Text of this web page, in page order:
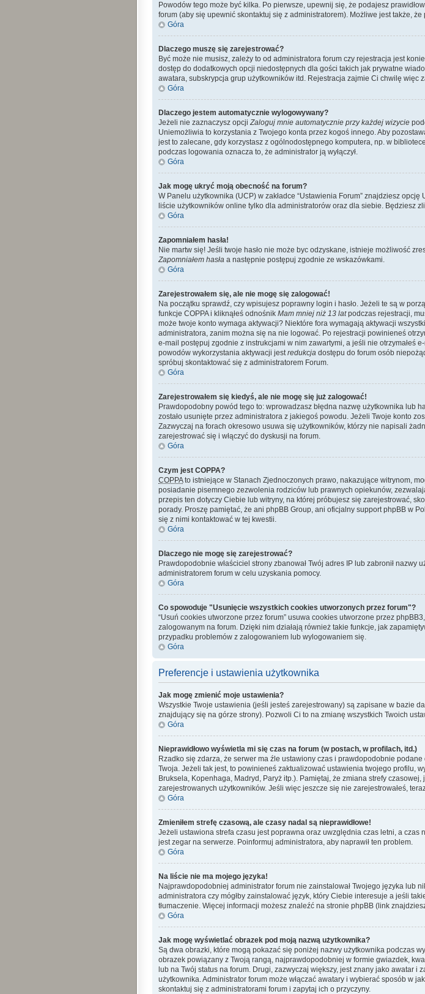
Powodów tego może być kilka. Po pierwsze, upewnij się, że podajesz
forum (aby się upewnić skontaktuj się z administratorem). Możliwe jest także,
Góra
Dlaczego muszę się zarejestrować?
Być może nie musisz, zależy to od administratora forum czy rejestracja jest
dostęp do dodatkowych opcji niedostępnych dla gości takich jak prywatne
awatara, subskrypcja grup użytkowników itd. Rejestracja zajmie Ci chwilę więc
Góra
Dlaczego jestem automatycznie wylogowywany?
Jeżeli nie zaznaczysz opcjiZaloguj mnie automatycznie przy każdej wizycie
Uniemożliwia to korzystania z Twojego konta przez kogoś innego. Aby
jest to zalecane, gdy korzystasz z ogólnodostępnego komputera, np. w
podczas logowania oznacza to, że administrator ją wyłączył.
Góra
Jak mogę ukryć moją obecność na forum?
W Panelu użytkownika (UCP) w zakładce “Ustawienia Forum” znajdziesz
liście użytkowników online tylko dla administratorów oraz dla siebie. Będziesz
Góra
Zapomniałem hasła!
Nie martw się! Jeśli twoje hasło nie może byc odzyskane, istnieje możliwość
Zapomniałem hasła a następnie postępuj zgodnie ze wskazówkami.
Góra
Zarejestrowałem się, ale nie mogę się zalogować!
Na początku sprawdź, czy wpisujesz poprawny login i hasło. Jeżeli te są w
funkcje COPPA i kliknąłeś odnośnik Mam mniej niż 13 latpodczas rejestracji,
może twoje konto wymaga aktywacji? Niektóre fora wymagają aktywacji
administratora, zanim można się na nie logować. Po rejestracji powinieneś
e-mail postępuj zgodnie z instrukcjami w nim zawartymi, a jeśli nie otrzymałeś
powodów wykorzystania aktywacji jestredukcja dostępu do forum osób
spróbuj skontaktować się z administratorem Forum.
Góra
Zarejestrowałem się kiedyś, ale nie mogę się już zalogować!
Prawdopodobny powód tego to: wprowadzasz błędna nazwę użytkownika lub
zostało usunięte przez administratora z jakiegoś powodu. Jeżeli Twoje konto
Zazwyczaj na forach okresowo usuwa się użytkowników, którzy nie napisali
zarejestrować się i włączyć do dyskusji na forum.
Góra
Czym jest COPPA?
COPPAto istniejące w Stanach Zjednoczonych prawo, nakazujące witrynom,
posiadanie pisemnego zezwolenia rodziców lub prawnych opiekunów,
przepis ten dotyczy Ciebie lub witryny, na której próbujesz się zarejestrować,
porady. Proszę pamiętać, że ani phpBB Group, ani oficjalny support phpBB w
się z nimi kontaktować w tej kwestii.
Góra
Dlaczego nie mogę się zarejestrować?
Prawdopodobnie właściciel strony zbanował Twój adres IP lub zabronił
administratorem forum w celu uzyskania pomocy.
Góra
Co spowoduje "Usunięcie wszystkich cookies utworzonych przez forum"?
“Usuń cookies utworzone przez forum” usuwa cookies utworzone przez
zalogowanym na forum. Dzięki nim działają również takie funkcje, jak
przypadku problemów z zalogowaniem lub wylogowaniem się.
Góra
Preferencje i ustawienia użytkownika
Jak mogę zmienić moje ustawienia?
Wszystkie Twoje ustawienia (jeśli jesteś zarejestrowany) są zapisane w bazie
znajdujący się na górze strony). Pozwoli Ci to na zmianę wszystkich Twoich
Góra
Nieprawidłowo wyświetla mi się czas na forum (w postach, w profilach, itd.)
Rzadko się zdarza, że serwer ma źle ustawiony czas i prawdopodobnie
Twoja. Jeżeli tak jest, to powinieneś zaktualizować ustawienia twojego profilu,
Bruksela, Kopenhaga, Madryd, Paryż itp.). Pamiętaj, że zmiana strefy
zarejestrowanych użytkowników. Jeśli więc jeszcze się nie zarejestrowałeś,
Góra
Zmieniłem strefę czasową, ale czasy nadal są nieprawidłowe!
Jeżeli ustawiona strefa czasu jest poprawna oraz uwzględnia czas letni, a
jest zegar na serwerze. Poinformuj administratora, aby naprawił ten problem.
Góra
Na liście nie ma mojego języka!
Najprawdopodobniej administrator forum nie zainstalował Twojego języka lub
administratora czy mógłby zainstalować język, który Ciebie interesuje a jeśli
tłumaczenie. Więcej informacji możesz znaleźć na stronie phpBB (link
Góra
Jak mogę wyświetlać obrazek pod moją nazwą użytkownika?
Są dwa obrazki, które mogą pokazać się poniżej nazwy użytkownika podczas
obrazek powiązany z Twoją rangą, najprawdopodobniej w formie gwiazdek,
lub na Twój status na forum. Drugi, zazwyczaj większy, jest znany jako awatar
użytkownika. Administrator forum może włączać awatary i wybierać sposób w
skontaktuj się z administratorami forum i zapytaj ich o przyczyny.